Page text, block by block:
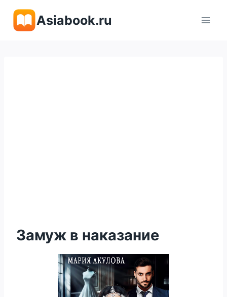
содержимому
Asiabook.ru
Замуж в наказание